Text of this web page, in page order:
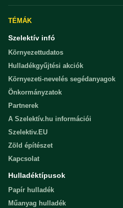
TÉMÁK
Szelektív infó
Környezettudatos
Hulladékgyűjtési akciók
Környezeti-nevelés segédanyagok
Önkormányzatok
Partnerek
A Szelektív.hu információi
Szelektiv.EU
Zöld építészet
Kapcsolat
Hulladéktípusok
Papír hulladék
Műanyag hulladék